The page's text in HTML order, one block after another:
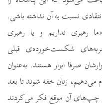
نسبت به آن نداشته باشی.
رهبری نداریم و یا رهبری
شکست‌خورده‌ی قبلی
صرفا ابزار هستند. به‌عنوان
می‌دهیم، زنان خفه شوند تا بعد
چپ‌های آن موقع فکر می‌کردند